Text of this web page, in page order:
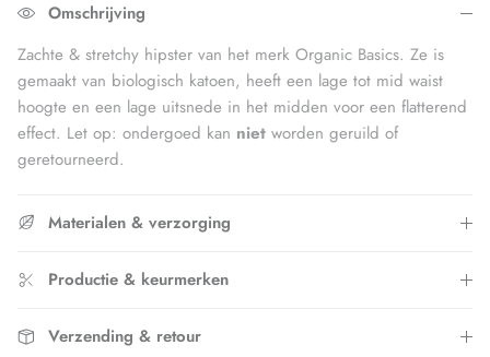
The rating of this product for "" is 3.
Omschrijving
Zachte & stretchy hipster van het merk Organic Basics. Ze is
gemaakt van biologisch katoen, heeft een lage tot mid waist
hoogte en een lage uitsnede in het midden voor een flatterend
effect. Let op: ondergoed kan niet worden geruild of
geretourneerd.
Materialen & verzorging
Productie & keurmerken
Verzending & retour